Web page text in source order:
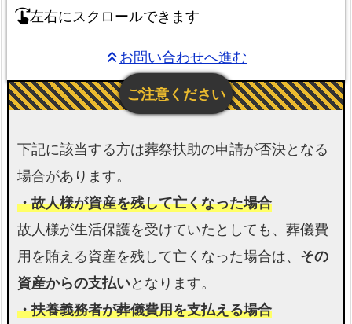
阪
阿
倍
野
区】
の
の
プ
ン
【大
阪
swipe_right左右にスクロールできます
keyboard_double_arrow_upお問い合わせへ進む
下記に該当する方は葬祭扶助の申請が否決となる
場合があります。
・故人様が資産を残して亡くなった場合
故人様が生活保護を受けていたとしても、葬儀費
用を賄える資産を残して亡くなった場合は、 その
資産からの支払いとなります。
・扶養義務者が葬儀費用を支払える場合